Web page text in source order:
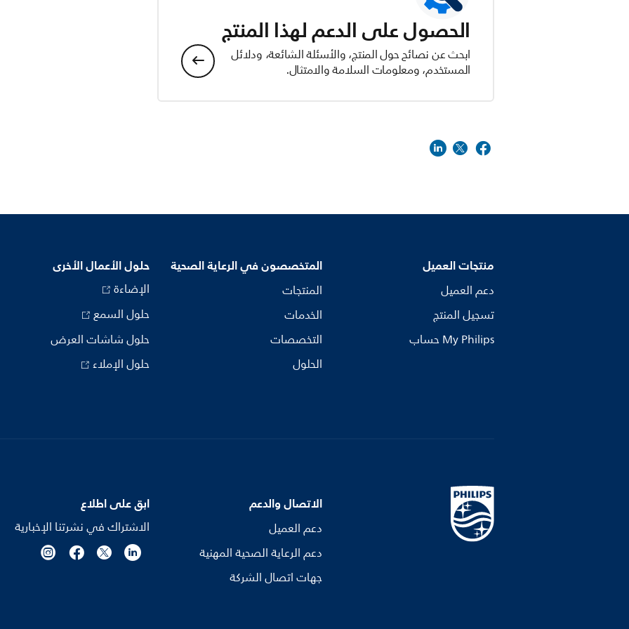
الحصول على الدعم لهذا المنتج
ابحث عن نصائح حول المنتج، والأسئلة الشائعة، ودلائل
المستخدم، ومعلومات السلامة والامتثال.
منتجات العميل
دعم العميل
تسجيل المنتج
My Philips حساب
المتخصصون في الرعاية الصحية
المنتجات
الخدمات
التخصصات
الحلول
حلول الأعمال الأخرى
الإضاءة
حلول السمع
حلول شاشات العرض
حلول الإملاء
الاتصال والدعم
دعم العميل
دعم الرعاية الصحية المهنية
جهات اتصال الشركة
ابق على اطلاع
الاشتراك في نشرتنا الإخبارية